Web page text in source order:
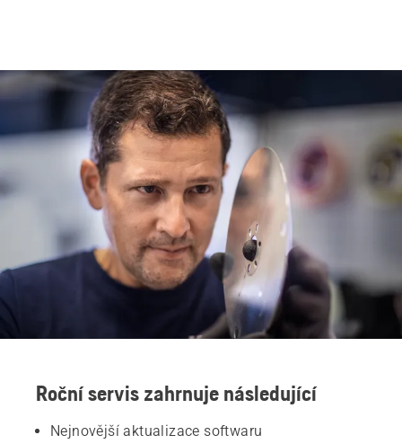
Roční servis zahrnuje následující
Nejnovější aktualizace softwaru